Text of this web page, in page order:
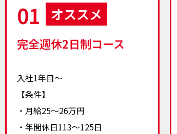
01 オススメ
完全週休2日制コース
入社1年目〜
【条件】
・月給25〜26万円
・年間休日113〜125日